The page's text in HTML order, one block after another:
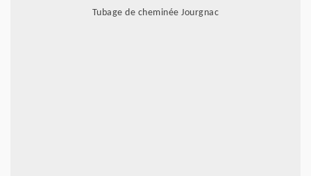
Tubage de cheminée Jourgnac